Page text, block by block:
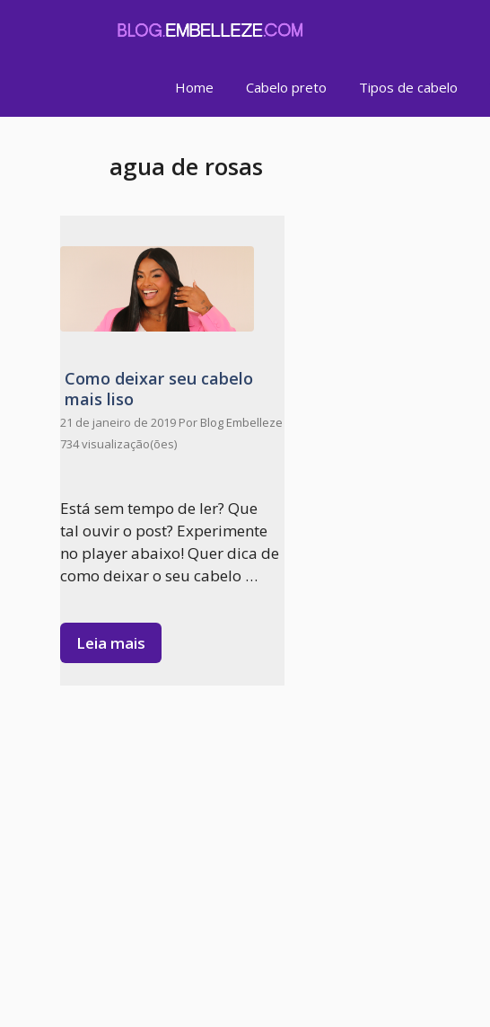
Home Cabelo preto Tipos de cabelo
agua de rosas
Como deixar seu cabelo
mais liso
21 de janeiro de 2019 Por Blog Embelleze
734 visualização(ões)
Está sem tempo de ler? Que
tal ouvir o post? Experimente
no player abaixo! Quer dica de
como deixar o seu cabelo …
Leia mais